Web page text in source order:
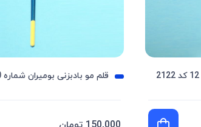
قلم مو بادبزنی بومیران شماره 10